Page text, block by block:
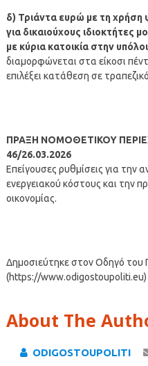
δ) Τριάντα ευρώ με τη
για δικαιούχους
με κύρια κατοικία στην
διαμορφώνεται στα είκοσι
επιλέξει κατάθεση σε
ΠΡΑΞΗ ΝΟΜΟΘΕΤΙΚΟΥ
46/26.03.2026
Επείγουσες ρυθμίσεις για την
ενεργειακού κόστους και την
οικονομίας.
Δημοσιεύτηκε στον Οδηγό του
(https://www.odigostoupoliti.eu)
About The
ODIGOSTOUPOLITI